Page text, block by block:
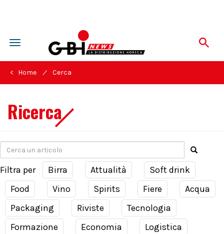
Toggle
navigation
< Home / Cerca
Ricerca
Filtra per Birra Attualità
Soft drink
Food
Vino Spirits Fiere
Acqua
Packaging
Riviste
Tecnologia
Formazione
Economia
Logistica